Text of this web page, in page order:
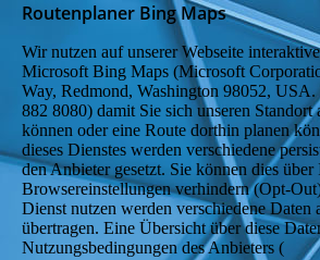
Routenplaner Bing Maps
Wir nutzen auf unserer Webseite
Microsoft Bing Maps (Microsoft
Way, Redmond, Washington 98052,
882 8080) damit Sie sich unseren Standort
können oder eine Route dorthin planen
dieses Dienstes werden verschiedene
den Anbieter gesetzt. Sie können dies über
Browsereinstellungen verhindern (Opt-
Dienst nutzen werden verschiedene Daten
übertragen. Eine Übersicht über diese
Nutzungsbedingungen des Anbieters (